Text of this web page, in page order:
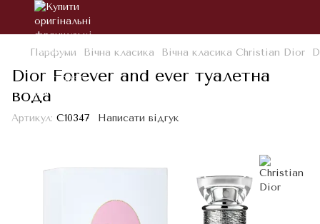
Парфуми Вічна класика Вічна класика Christian Dior
Dior Forever and ever туалетна
вода
Артикул: С10347 Написати відгук